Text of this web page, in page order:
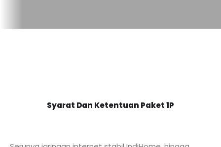
Syarat Dan Ketentuan Paket 1P